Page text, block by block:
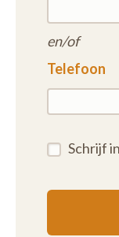
en/of
Telefoon
Schrijf